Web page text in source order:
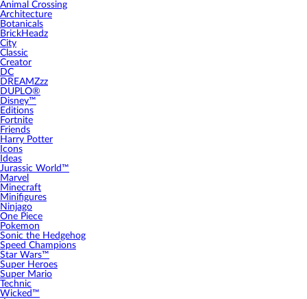
Animal Crossing
Architecture
Botanicals
BrickHeadz
City
Classic
Creator
DC
DREAMZzz
DUPLO®
Disney™
Editions
Fortnite
Friends
Harry Potter
Icons
Ideas
Jurassic World™
Marvel
Minecraft
Minifigures
Ninjago
One Piece
Pokemon
Sonic the Hedgehog
Speed Champions
Star Wars™
Super Heroes
Super Mario
Technic
Wicked™